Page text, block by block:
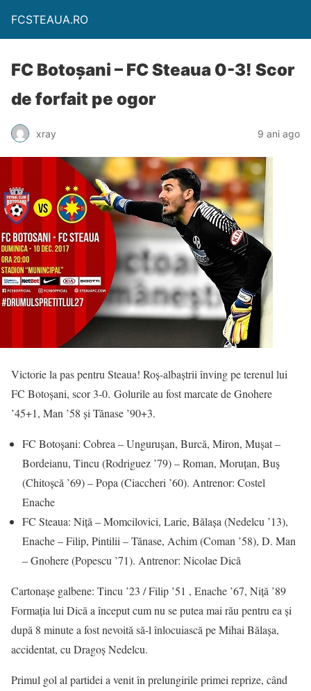
FCSTEAUA.RO
FC Botoșani – FC Steaua 0-3! Scor
de forfait pe ogor
xray 9 ani ago
Victorie la pas pentru Steaua! Roș-albaștrii înving pe terenul lui
FC Botoșani, scor 3-0. Golurile au fost marcate de Gnohere
’45+1, Man ’58 şi Tănase ’90+3.
FC Botoşani: Cobrea – Unguruşan, Burcă, Miron, Muşat –
Bordeianu, Tincu (Rodriguez ’79) – Roman, Moruţan, Buş
(Chitoşcă ’69) – Popa (Ciaccheri ’60). Antrenor: Costel
Enache
FC Steaua: Niţă – Momcilovici, Larie, Bălaşa (Nedelcu ’13),
Enache – Filip, Pintilii – Tănase, Achim (Coman ’58), D. Man
– Gnohere (Popescu ’71). Antrenor: Nicolae Dică
Cartonaşe galbene: Tincu ’23 / Filip ’51 , Enache ’67, Niţă ’89
Formația lui Dică a început cum nu se putea mai rău pentru ea și
după 8 minute a fost nevoită să-l înlocuiască pe Mihai Bălașa,
accidentat, cu Dragoș Nedelcu.
Primul gol al partidei a venit în prelungirile primei reprize, când